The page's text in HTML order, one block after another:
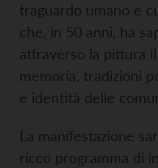
traguardo umano e
che, in 50 anni, ha
attraverso la pittura
memoria, tradizioni
e identità delle
La manifestazione
ricco programma di